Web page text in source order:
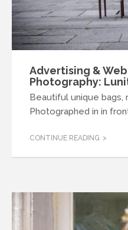
Advertising &
Photography:
Beautiful unique bags,
Photographed in in
CONTINUE READING